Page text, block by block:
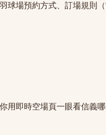
場預約方式、訂場規則
即時空場頁一眼看信義